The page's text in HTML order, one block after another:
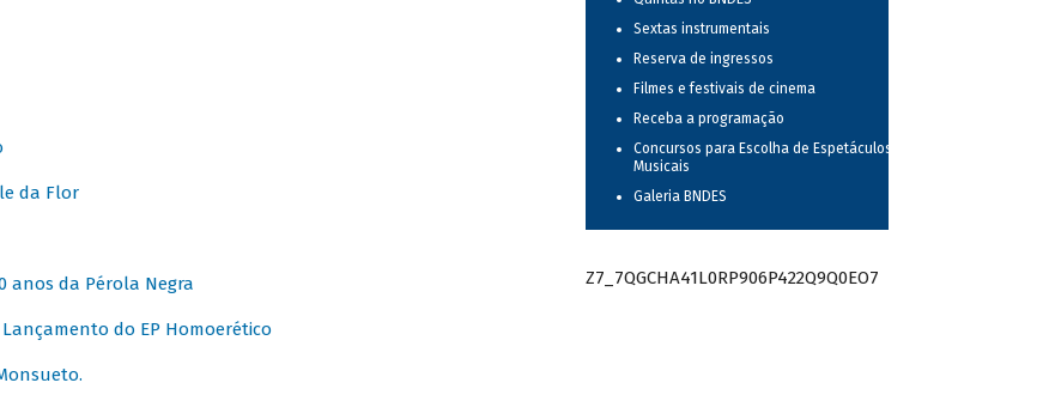
da Flor
anos da Pérola Negra
/ Lançamento do EP Homoerético
Sextas instrumentais
Reserva de ingressos
Filmes e festivais de cinema
Receba a programação
Concursos para Escolha de Espetáculos
Musicais
Galeria BNDES
Z7_7QGCHA41L0RP906P422Q9Q0EO7